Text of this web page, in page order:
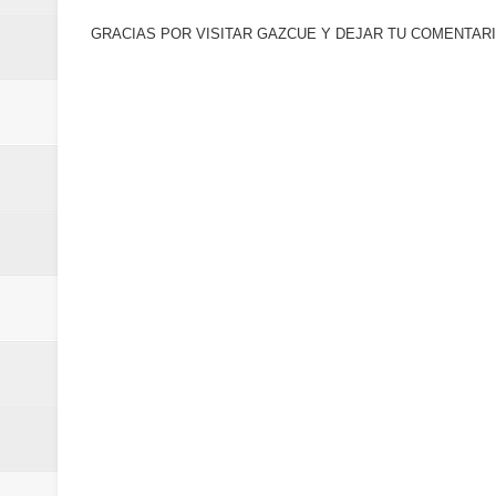
GRACIAS POR VISITAR GAZCUE Y DEJAR TU